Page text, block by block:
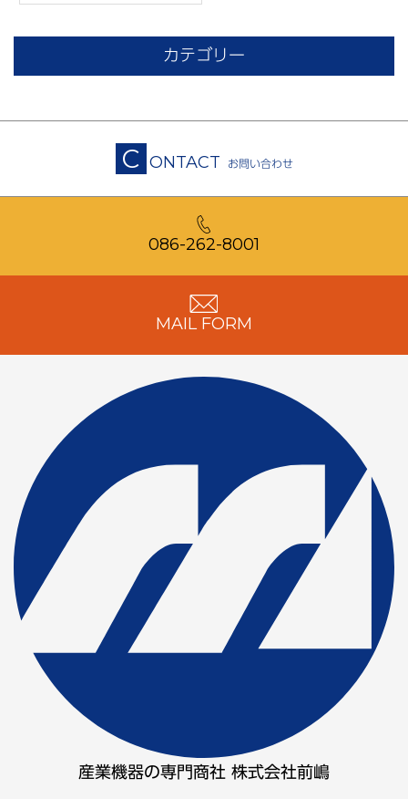
カテゴリー
C ONTACT お問い合わせ
086-262-8001
MAIL FORM
産業機器の専門商社 株式会社前嶋